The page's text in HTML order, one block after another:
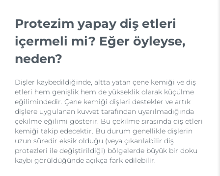
Protezim yapay diş etleri
içermeli mi? Eğer öyleyse,
neden?
Dişler kaybedildiğinde, altta yatan çene kemiği ve diş
etleri hem genişlik hem de yükseklik olarak küçülme
eğilimindedir. Çene kemiği dişleri destekler ve artık
dişlere uygulanan kuvvet tarafından uyarılmadığında
çekilme eğilimi gösterir. Bu çekilme sırasında diş etleri
kemiği takip edecektir. Bu durum genellikle dişlerin
uzun süredir eksik olduğu (veya çıkarılabilir diş
protezleri ile değiştirildiği) bölgelerde büyük bir doku
kaybı görüldüğünde açıkça fark edilebilir.